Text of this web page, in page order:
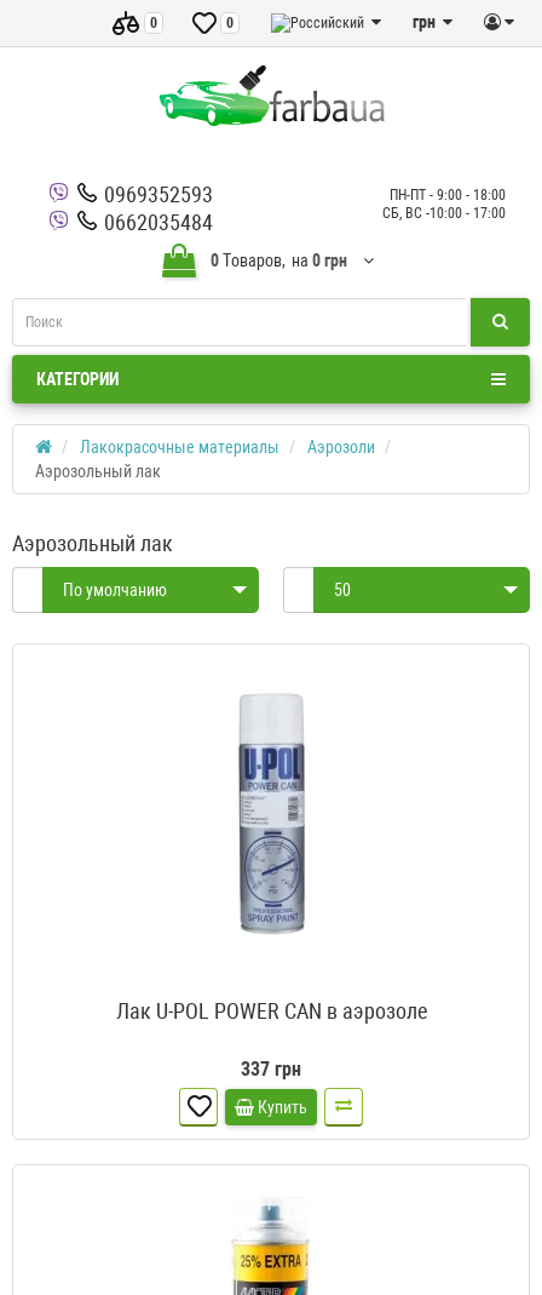
грн
0
0
0969352593
0662035484
ПН-ПТ - 9:00 - 18:00
СБ, ВС -10:00 - 17:00
0Tоваров, на 0 грн
КАТЕГОРИИ
Лакокрасочные материалы
Аэрозоли
Аэрозольный лак
Аэрозольный лак
По умолчанию 50
Лак U-POL POWER CAN в аэрозоле
337 грн
Купить